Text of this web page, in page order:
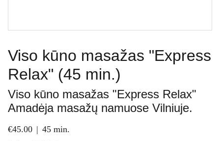
Viso kūno masažas "Express
Relax" (45 min.)
Viso kūno masažas "Express Relax"
Amadėja masažų namuose Vilniuje.
€45.00 45 min.